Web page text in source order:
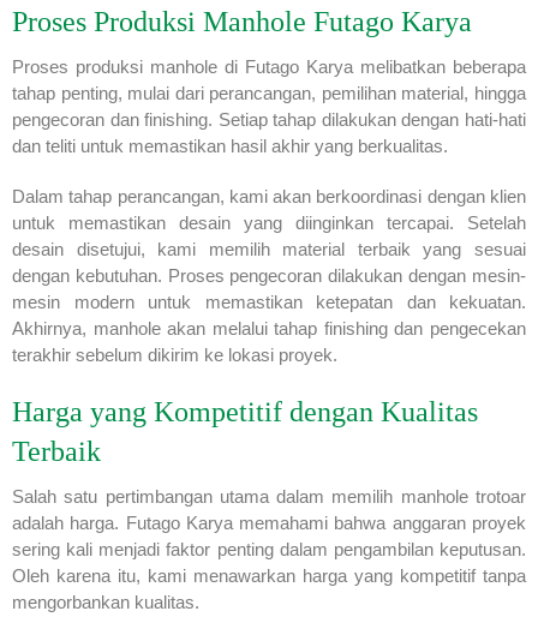
Proses Produksi Manhole Futago Karya
Proses produksi manhole di Futago Karya melibatkan beberapa
tahap penting, mulai dari perancangan, pemilihan material, hingga
pengecoran dan finishing. Setiap tahap dilakukan dengan hati-hati
dan teliti untuk memastikan hasil akhir yang berkualitas.
Dalam tahap perancangan, kami akan berkoordinasi dengan klien
untuk memastikan desain yang diinginkan tercapai. Setelah
desain disetujui, kami memilih material terbaik yang sesuai
dengan kebutuhan. Proses pengecoran dilakukan dengan mesin-
mesin modern untuk memastikan ketepatan dan kekuatan.
Akhirnya, manhole akan melalui tahap finishing dan pengecekan
terakhir sebelum dikirim ke lokasi proyek.
Harga yang Kompetitif dengan Kualitas
Terbaik
Salah satu pertimbangan utama dalam memilih manhole trotoar
adalah harga. Futago Karya memahami bahwa anggaran proyek
sering kali menjadi faktor penting dalam pengambilan keputusan.
Oleh karena itu, kami menawarkan harga yang kompetitif tanpa
mengorbankan kualitas.